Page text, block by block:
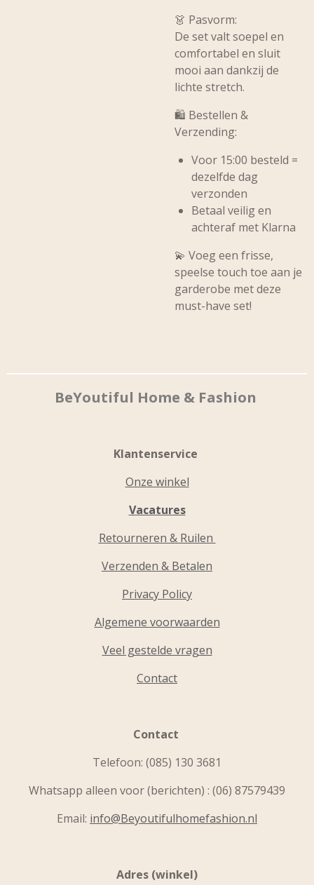
👗 Pasvorm:
De set valt soepel en
comfortabel en sluit
mooi aan dankzij de
lichte stretch.
🛍️ Bestellen &
Verzending:
Voor 15:00 besteld =
dezelfde dag
verzonden
Betaal veilig en
achteraf met Klarna
💫 Voeg een frisse,
speelse touch toe aan je
garderobe met deze
must-have set!
BeYoutiful Home & Fashion
Klantenservice
Onze winkel
Vacatures
Retourneren & Ruilen
Verzenden & Betalen
Privacy Policy
Algemene voorwaarden
Veel gestelde vragen
Contact
Contact
Telefoon: (085) 130 3681
Whatsapp alleen voor (berichten) : (06) 87579439
Email: info@Beyoutifulhomefashion.nl
Adres (winkel)